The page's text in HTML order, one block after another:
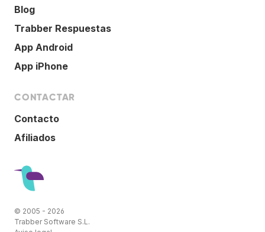
Blog
Trabber Respuestas
App Android
App iPhone
CONTACTAR
Contacto
Afiliados
© 2005 - 2026
Trabber Software S.L.